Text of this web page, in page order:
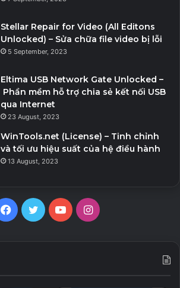
Stellar Repair for Video (All Editons
Unlocked) – Sửa chữa file video bị lỗi
5 September, 2023
Eltima USB Network Gate Unlocked –
Phần mềm hỗ trợ chia sẻ kết nối USB
qua Internet
23 August, 2023
WinTools.net (License) – Tinh chỉnh
và tối ưu hiệu suất của hệ điều hành
13 August, 2023
F
T
Y
I